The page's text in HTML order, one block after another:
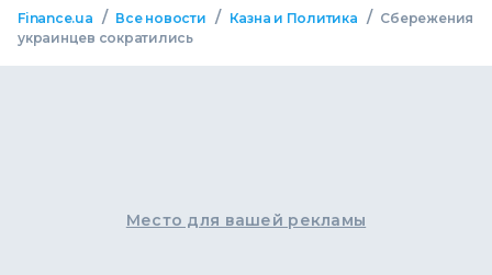
Finance.ua / Все новости / Казна и Политика / Сбережения
украинцев сократились
Место для вашей рекламы